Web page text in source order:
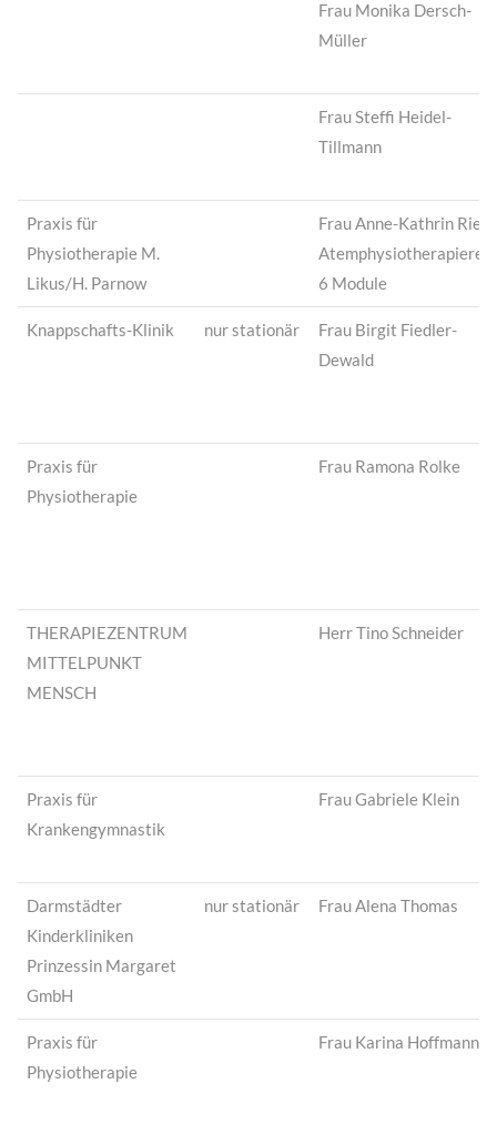
Frau Monika Dersch-
Müller
Frau Steffi Heidel-
Tillmann
Praxis für
Physiotherapie M.
Likus/H. Parnow
Frau Anne-Kathrin Ries
6 Module
Knappschafts-Klinik nur stationär
Frau Birgit Fiedler-
Dewald
Praxis für
Physiotherapie
Frau Ramona Rolke
THERAPIEZENTRUM
MITTELPUNKT
MENSCH
Herr Tino Schneider
Praxis für
Krankengymnastik
Frau Gabriele Klein
Darmstädter
Kinderkliniken
Prinzessin Margaret
GmbH
nur stationär Frau Alena Thomas
Praxis für
Physiotherapie
Frau Karina Hoffmann